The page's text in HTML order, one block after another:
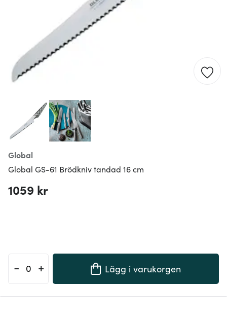
Global
Global GS-61 Brödkniv tandad 16 cm
1059 kr
- + Lägg i varukorgen